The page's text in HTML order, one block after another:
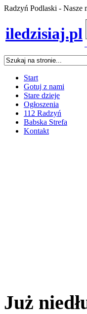
Radzyń Podlaski - Nasze
iledzisiaj.pl
Start
Gotuj z nami
Stare dzieje
Ogłoszenia
112 Radzyń
Babska Strefa
Kontakt
Już